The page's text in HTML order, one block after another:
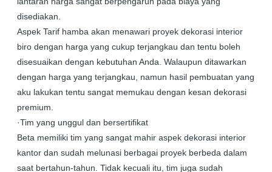
disediakan.
Aspek Tarif hamba akan menawari proyek dekorasi interior
biro dengan harga yang cukup terjangkau dan tentu boleh
disesuaikan dengan kebutuhan Anda. Walaupun ditawarkan
dengan harga yang terjangkau, namun hasil pembuatan yang
aku lakukan tentu sangat memukau dengan kesan dekorasi
premium.
·Tim yang unggul dan bersertifikat
Beta memiliki tim yang sangat mahir aspek dekorasi interior
kantor dan sudah melunasi berbagai proyek berbeda dalam
saat bertahun-tahun. Tidak kecuali itu, tim juga sudah